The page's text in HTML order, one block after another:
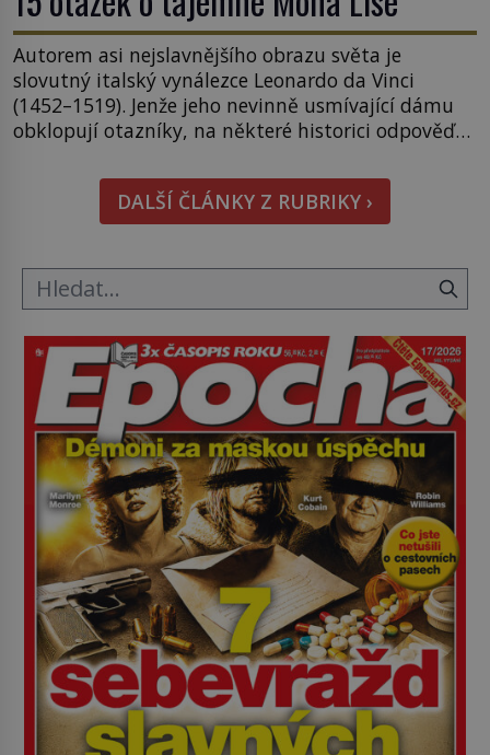
Autorem asi nejslavnějšího obrazu světa je
slovutný italský vynálezce Leonardo da Vinci
(1452–1519). Jenže jeho nevinně usmívající dámu
obklopují otazníky, na některé historici odpověď
pověsil Napoleon? Samotný císař Napoleon
Bonaparte (1769–1821) má pro malbu slabost, a
tak si ji ještě jako první konzul přemístí do své
DALŠÍ ČLÁNKY Z RUBRIKY ›